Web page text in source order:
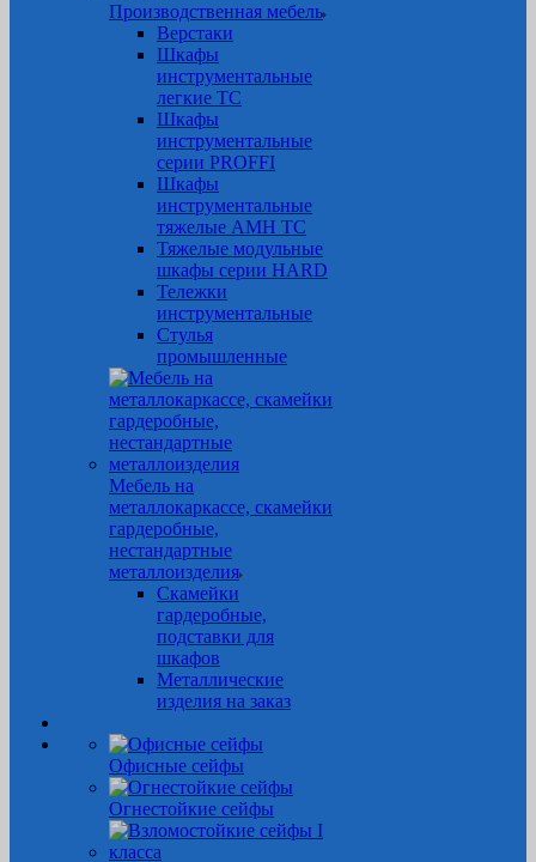
Производственная мебель
Верстаки
Шкафы
инструментальные
легкие ТС
Шкафы
инструментальные
серии PROFFI
Шкафы
инструментальные
тяжелые AMH TC
Тяжелые модульные
шкафы серии HARD
Тележки
инструментальные
Стулья
промышленные
Мебель на
металлокаркассе, скамейки
гардеробные,
нестандартные
металлоизделия
Скамейки
гардеробные,
подставки для
шкафов
Металлические
изделия на заказ
Офисные сейфы
Огнестойкие сейфы